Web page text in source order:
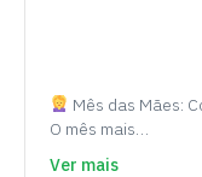
Mês das Mães:
O mês mais…
Ver mais